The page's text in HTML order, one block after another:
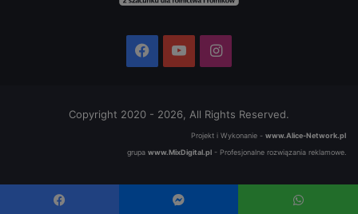
Facebook
YouTubeInstagram
Copyright 2020 - 2026, All Rights Reserved.
Projekt i Wykonanie - www.Alice-Network.pl
grupa www.MixDigital.pl - Profesjonalne rozwiązania reklamowe.